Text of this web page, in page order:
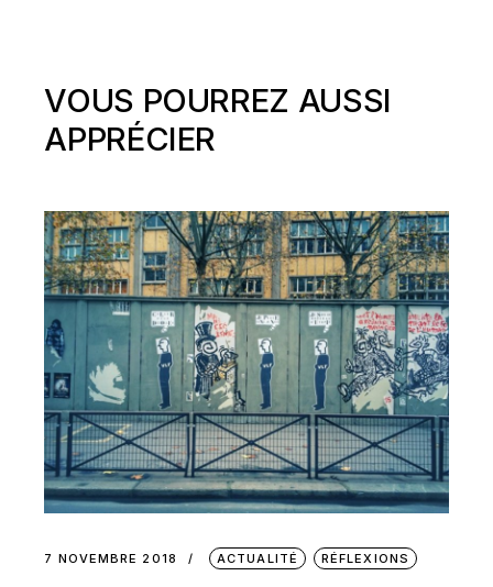
VOUS POURREZ AUSSI
APPRÉCIER
7 NOVEMBRE 2018 ACTUALITÉ RÉFLEXIONS